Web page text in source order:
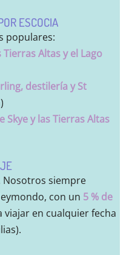
ESCOCIA
populares:
Tierras Altas y el Lago
destilería y St
Skye y las Tierras Altas
Nosotros siempre
con un 5 % de
viajar en cualquier fecha